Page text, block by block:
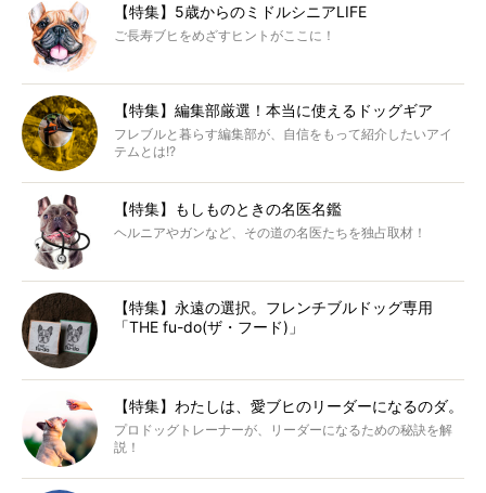
【特集】5歳からのミドルシニアLIFE
ご長寿ブヒをめざすヒントがここに！
【特集】編集部厳選！本当に使えるドッグギア
フレブルと暮らす編集部が、自信をもって紹介したいアイ
テムとは!?
【特集】もしものときの名医名鑑
ヘルニアやガンなど、その道の名医たちを独占取材！
【特集】永遠の選択。フレンチブルドッグ専用
「THE fu-do(ザ・フード)」
【特集】わたしは、愛ブヒのリーダーになるのダ。
プロドッグトレーナーが、リーダーになるための秘訣を解
説！